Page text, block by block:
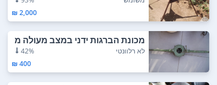
2,000 ₪
מכונת הברגות ידני במצב מעולה מ
כונת הברגו...
לא רלוונטי
42%
400 ₪